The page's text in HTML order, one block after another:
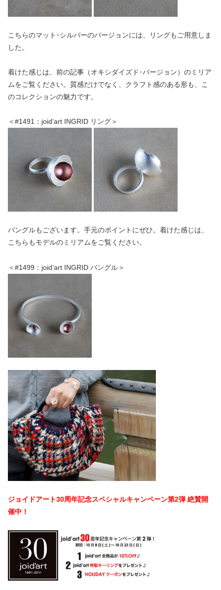
こちらのマット･シルバーのバージョンには、リングもご用意しま
した。
着けた感じは、前の記事（オキシダイズド･バージョン）のミリア
ムをご覧ください。質感だけでなく、クラフト感のある形も、こ
のコレクションの魅力です。
＜#1491：joid’art INGRID リング＞
バングルもございます。手元のポイントにぜひ。着けた感じは、
こちらもモデルのミリアムをご覧ください。
＜#1499：joid’art INGRID バングル＞
ジョイドアート30周年記念スペシャルキャンペーン第2弾 絶賛開
催中！